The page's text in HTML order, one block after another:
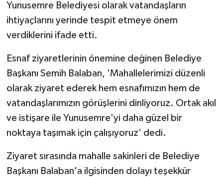
Yunusemre Belediyesi olarak vatandaşların
ihtiyaçlarını yerinde tespit etmeye önem
verdiklerini ifade etti.
Esnaf ziyaretlerinin önemine değinen Belediye
Başkanı Semih Balaban, 'Mahallelerimizi düzenli
olarak ziyaret ederek hem esnafımızın hem de
vatandaşlarımızın görüşlerini dinliyoruz. Ortak akıl
ve istişare ile Yunusemre'yi daha güzel bir
noktaya taşımak için çalışıyoruz' dedi.
Ziyaret sırasında mahalle sakinleri de Belediye
Başkanı Balaban'a ilgisinden dolayı teşekkür